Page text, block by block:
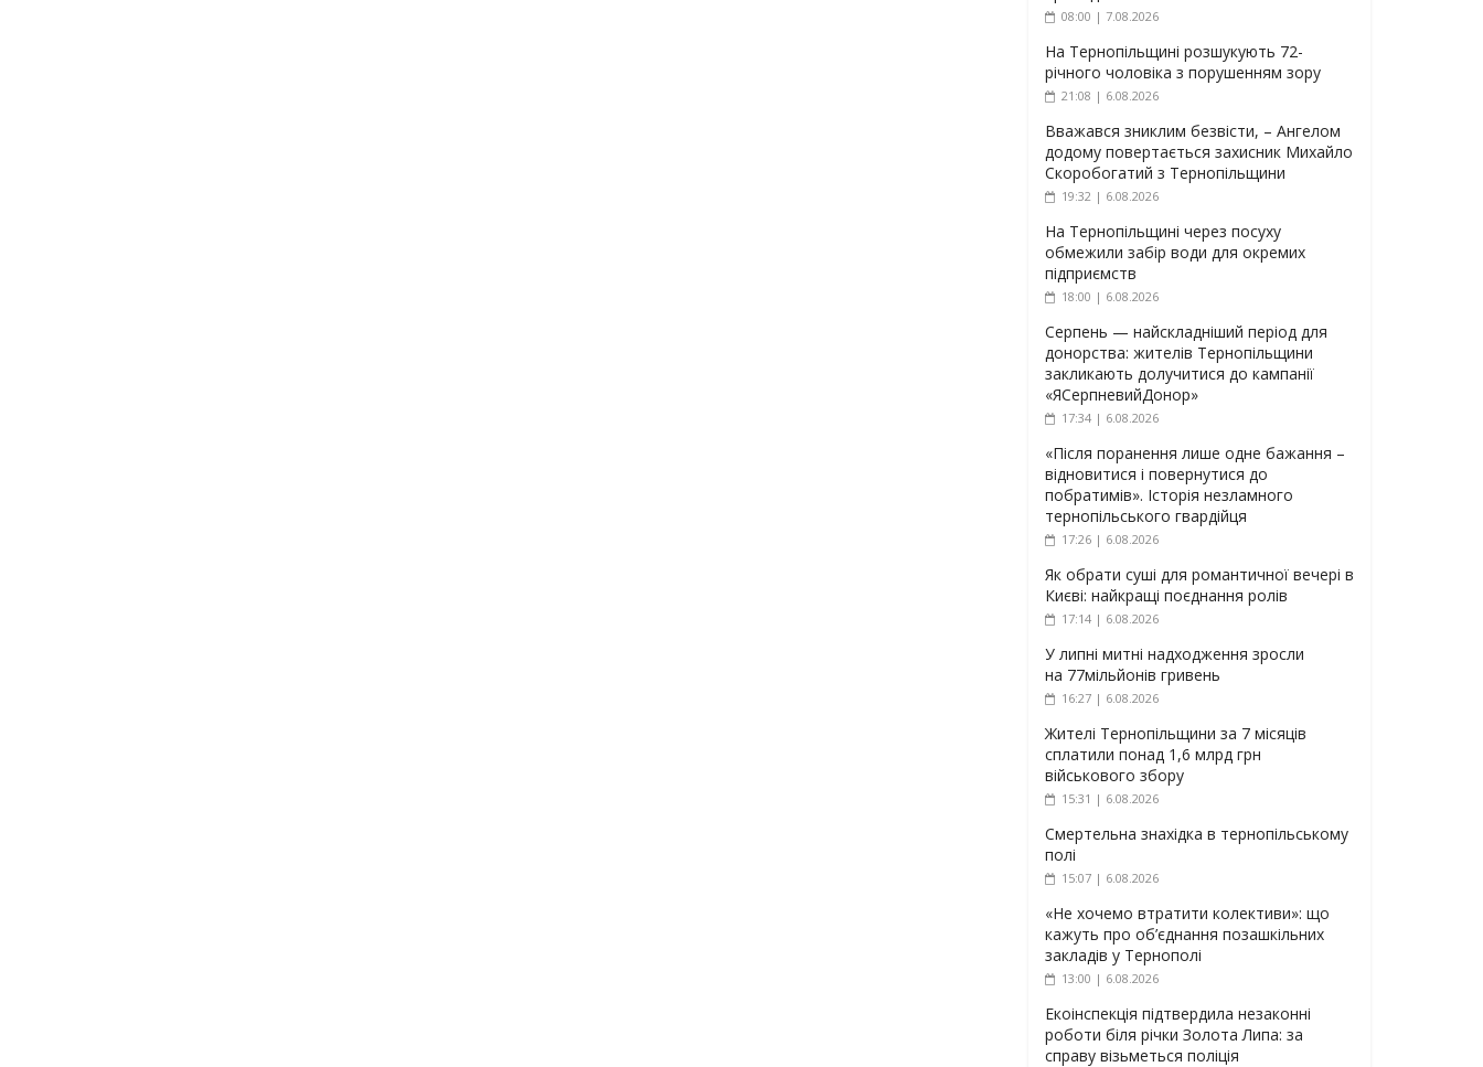
08:00 | 7.08.2026
На Тернопільщині розшукують 72-
річного чоловіка з порушенням зору
21:08 | 6.08.2026
Вважався зниклим безвісти, – Ангелом
додому повертається захисник Михайло
Скоробогатий з Тернопільщини
19:32 | 6.08.2026
На Тернопільщині через посуху
обмежили забір води для окремих
підприємств
18:00 | 6.08.2026
Серпень — найскладніший період для
донорства: жителів Тернопільщини
закликають долучитися до кампанії
«ЯСерпневийДонор»
17:34 | 6.08.2026
«Після поранення лише одне бажання –
відновитися і повернутися до
побратимів». Історія незламного
тернопільського гвардійця
17:26 | 6.08.2026
Як обрати суші для романтичної вечері в
Києві: найкращі поєднання ролів
17:14 | 6.08.2026
У липні митні надходження зросли
на 77мільйонів гривень
16:27 | 6.08.2026
Жителі Тернопільщини за 7 місяців
сплатили понад 1,6 млрд грн
військового збору
15:31 | 6.08.2026
Смертельна знахідка в тернопільському
полі
15:07 | 6.08.2026
«Не хочемо втратити колективи»: що
кажуть про об’єднання позашкільних
закладів у Тернополі
13:00 | 6.08.2026
Екоінспекція підтвердила незаконні
роботи біля річки Золота Липа: за
справу візьметься поліція